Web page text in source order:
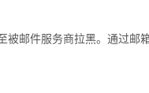
被邮件服务商拉黑。通过邮